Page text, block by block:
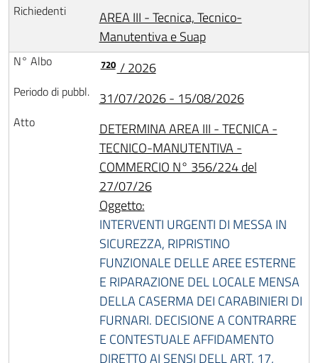
AREA III - Tecnica, Tecnico-
Manutentiva e Suap
720 / 2026
31/07/2026 - 15/08/2026
DETERMINA AREA III - TECNICA -
TECNICO-MANUTENTIVA -
COMMERCIO N° 356/224 del
27/07/26
Oggetto:
INTERVENTI URGENTI DI MESSA IN
SICUREZZA, RIPRISTINO
FUNZIONALE DELLE AREE ESTERNE
E RIPARAZIONE DEL LOCALE MENSA
DELLA CASERMA DEI CARABINIERI DI
FURNARI. DECISIONE A CONTRARRE
E CONTESTUALE AFFIDAMENTO
DIRETTO AI SENSI DELL ART. 17,